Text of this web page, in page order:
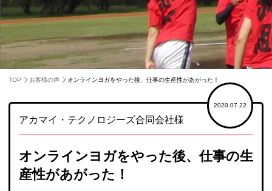
TOP お客様の声 オンラインヨガをやった後、仕事の生産性があがった！
2020.07.22
アカマイ・テクノロジーズ合同会社様
オンラインヨガをやった後、仕事の生
産性があがった！